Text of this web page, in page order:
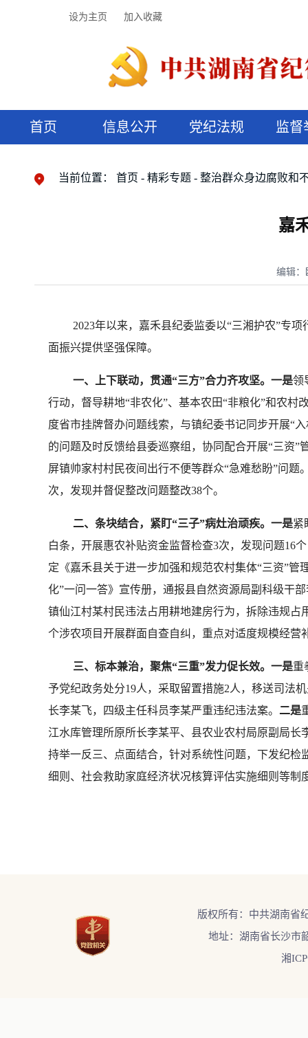
设为主页 加入收藏
首页 信息公开 党纪法规 监督
当前位置： 首页 精彩专题 整治群众身边腐败和
嘉
编辑：
2023年以来，嘉禾县纪委监委以“三湘护农”专项
面振兴提供坚强保障。
一、上下联动，贯通“三方”合力齐攻坚。一是领
行动，督导耕地“非农化”、基本农田“非粮化”和农村
度省市挂牌督办问题线索，与镇纪委书记同步开展“
的问题及时反馈给县委巡察组，协同配合开展“三资
屏镇帅家村村民夜间出行不便等群众“急难愁盼”问题
次，发现并督促整改问题整改38个。
二、条块结合，紧盯“三子”病灶治顽疾。一是紧
白条，开展惠农补贴资金监督检查3次，发现问题16
定《嘉禾县关于进一步加强和规范农村集体“三资”
化”一问一答》宣传册，通报县自然资源局副科级干
镇仙江村某村民违法占用耕地建房行为，拆除违规
个涉农项目开展群面自查自纠，重点对适度规模经
三、标本兼治，聚焦“三重”发力促长效。一是重
予党纪政务处分19人，采取留置措施2人，移送司法
长李某飞，四级主任科员李某严重违纪违法案。 二是
江水库管理所原所长李某平、县农业农村局原副局
持举一反三、点面结合，针对系统性问题，下发纪
细则、社会救助家庭经济状况核算评估实施细则等制
版权所有：中共湖南省
地址：湖南省长沙市
湘